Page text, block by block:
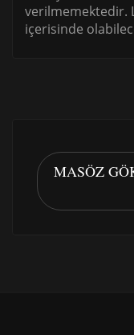
verilmemektedir.
içerisinde
MASÖZ